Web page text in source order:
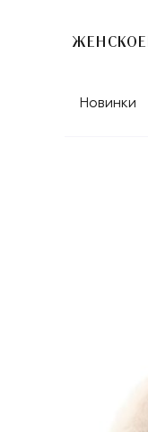
ЖЕНСКОЕ
Новинки